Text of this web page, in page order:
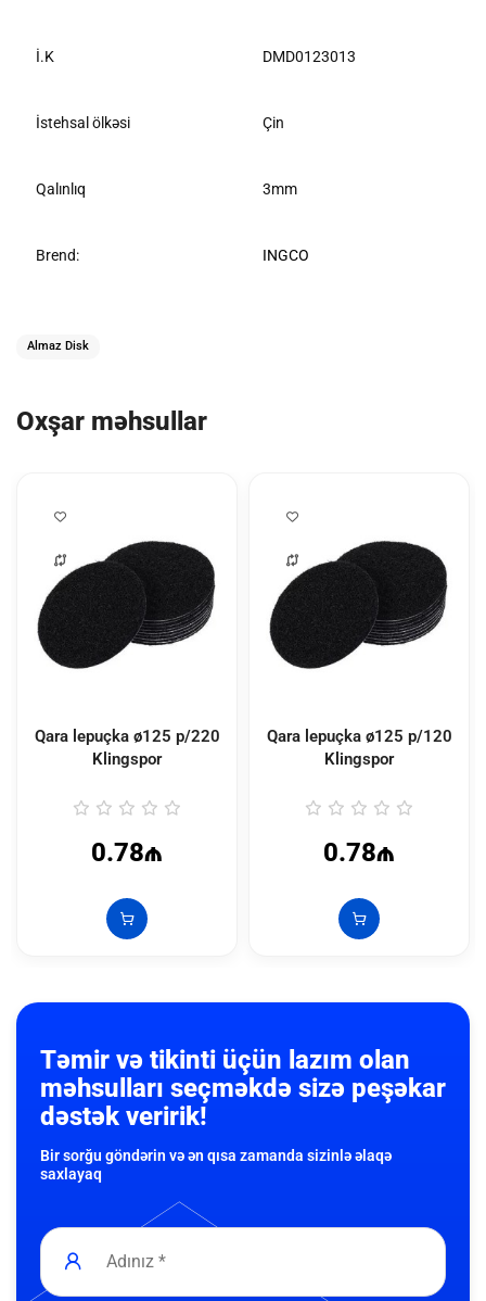
İ.K DMD0123013
İstehsal ölkəsi Çin
Qalınlıq 3mm
Brend: INGCO
Almaz Disk
Oxşar məhsullar
Qara lepuçka ø125 p/220
Klingspor
0.78₼
Qara lepuçka ø125 p/120
Klingspor
0.78₼
Təmir və tikinti üçün lazım olan
məhsulları seçməkdə sizə peşəkar
dəstək veririk!
Bir sorğu göndərin və ən qısa zamanda sizinlə əlaqə
saxlayaq